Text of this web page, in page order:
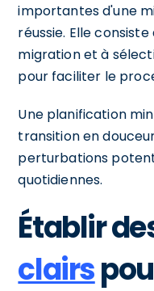
importantes d'une
réussie. Elle
migration et à
pour faciliter le
Une planification
transition en
perturbations
quotidiennes.
Établir
clairs